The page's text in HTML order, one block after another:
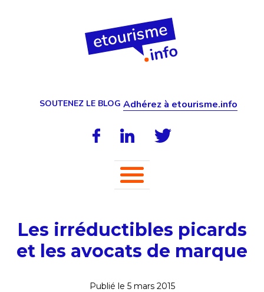
SOUTENEZ LE BLOG Adhérez à etourisme.info
Les irréductibles picards
et les avocats de marque
Publié le 5 mars 2015